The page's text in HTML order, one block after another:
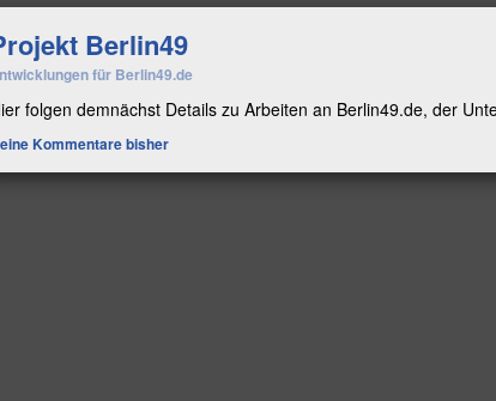
Berlin49
für Berlin49.de
folgen demnächst Details zu Arbeiten an Berlin49.de, der
Kommentare bisher